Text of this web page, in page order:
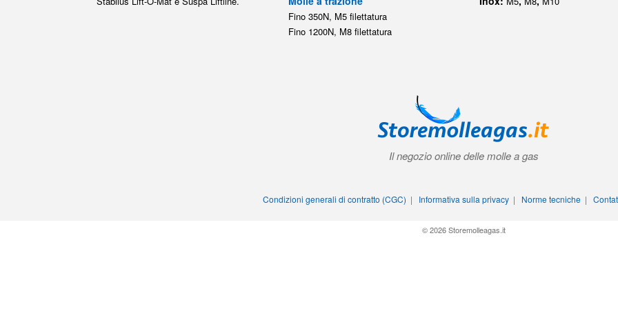
Fino 350N, M5 filettatura
Fino 1200N, M8 filettatura
Il negozio online delle molle a gas
Condizioni generali di contratto (CGC) | Informativa sulla privacy| Norme tecniche|
© 2026 Storemolleagas.it